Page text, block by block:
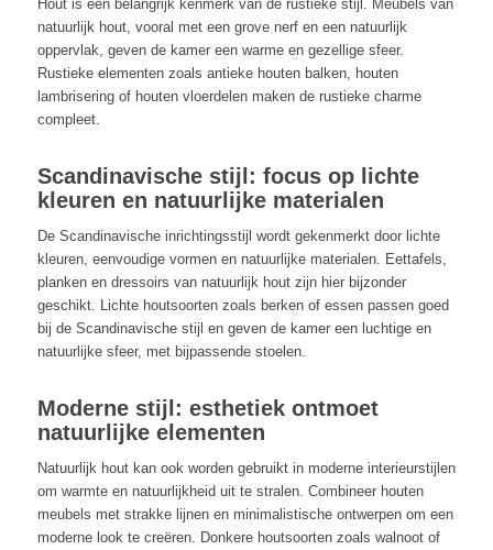
Hout is een belangrijk kenmerk van de rustieke stijl. Meubels van
natuurlijk hout, vooral met een grove nerf en een natuurlijk
oppervlak, geven de kamer een warme en gezellige sfeer.
Rustieke elementen zoals antieke houten balken, houten
lambrisering of houten vloerdelen maken de rustieke charme
compleet.
Scandinavische stijl: focus op lichte
kleuren en natuurlijke materialen
De Scandinavische inrichtingsstijl wordt gekenmerkt door lichte
kleuren, eenvoudige vormen en natuurlijke materialen. Eettafels,
planken en dressoirs van natuurlijk hout zijn hier bijzonder
geschikt. Lichte houtsoorten zoals berken of essen passen goed
bij de Scandinavische stijl en geven de kamer een luchtige en
natuurlijke sfeer, met bijpassende stoelen.
Moderne stijl: esthetiek ontmoet
natuurlijke elementen
Natuurlijk hout kan ook worden gebruikt in moderne interieurstijlen
om warmte en natuurlijkheid uit te stralen. Combineer houten
meubels met strakke lijnen en minimalistische ontwerpen om een
moderne look te creëren. Donkere houtsoorten zoals walnoot of